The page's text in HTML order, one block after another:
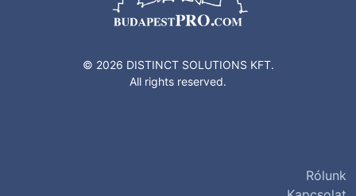
© 2026 DISTINCT SOLUTIONS KFT.
All rights reserved.
Rólunk